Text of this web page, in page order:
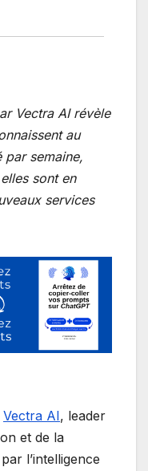
Vectra AI révèle
au
par semaine,
sont en
services
Vectra AI, leader
et de la
l’intelligence